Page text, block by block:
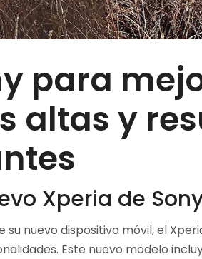
para
altas y
Xperia de
nuevo dispositivo móvil, el
Este nuevo modelo